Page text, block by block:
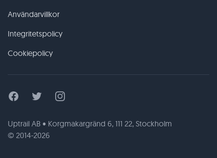
Användarvillkor
Integritetspolicy
Cookiepolicy
FacebookTwitter Instagram
Uptrail AB • Korgmakargränd 6, 111 22, Stockholm
© 2014-2026